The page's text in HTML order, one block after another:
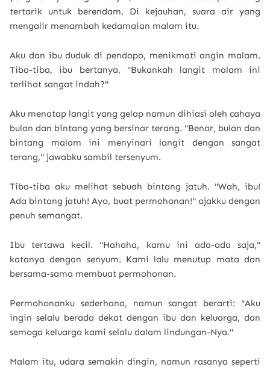
tertarik untuk berendam. Di kejauhan, suara air yang
mengalir menambah kedamaian malam itu.
Aku dan ibu duduk di pendopo, menikmati angin malam.
Tiba-tiba, ibu bertanya, "Bukankah langit malam ini
terlihat sangat indah?"
Aku menatap langit yang gelap namun dihiasi oleh cahaya
bulan dan bintang yang bersinar terang. "Benar, bulan dan
bintang malam ini menyinari langit dengan sangat
terang," jawabku sambil tersenyum.
Tiba-tiba aku melihat sebuah bintang jatuh. "Wah, ibu!
Ada bintang jatuh! Ayo, buat permohonan!" ajakku dengan
penuh semangat.
Ibu tertawa kecil. "Hahaha, kamu ini ada-ada saja,"
katanya dengan senyum. Kami lalu menutup mata dan
bersama-sama membuat permohonan.
Permohonanku sederhana, namun sangat berarti: "Aku
ingin selalu berada dekat dengan ibu dan keluarga, dan
semoga keluarga kami selalu dalam lindungan-Nya."
Malam itu, udara semakin dingin, namun rasanya seperti